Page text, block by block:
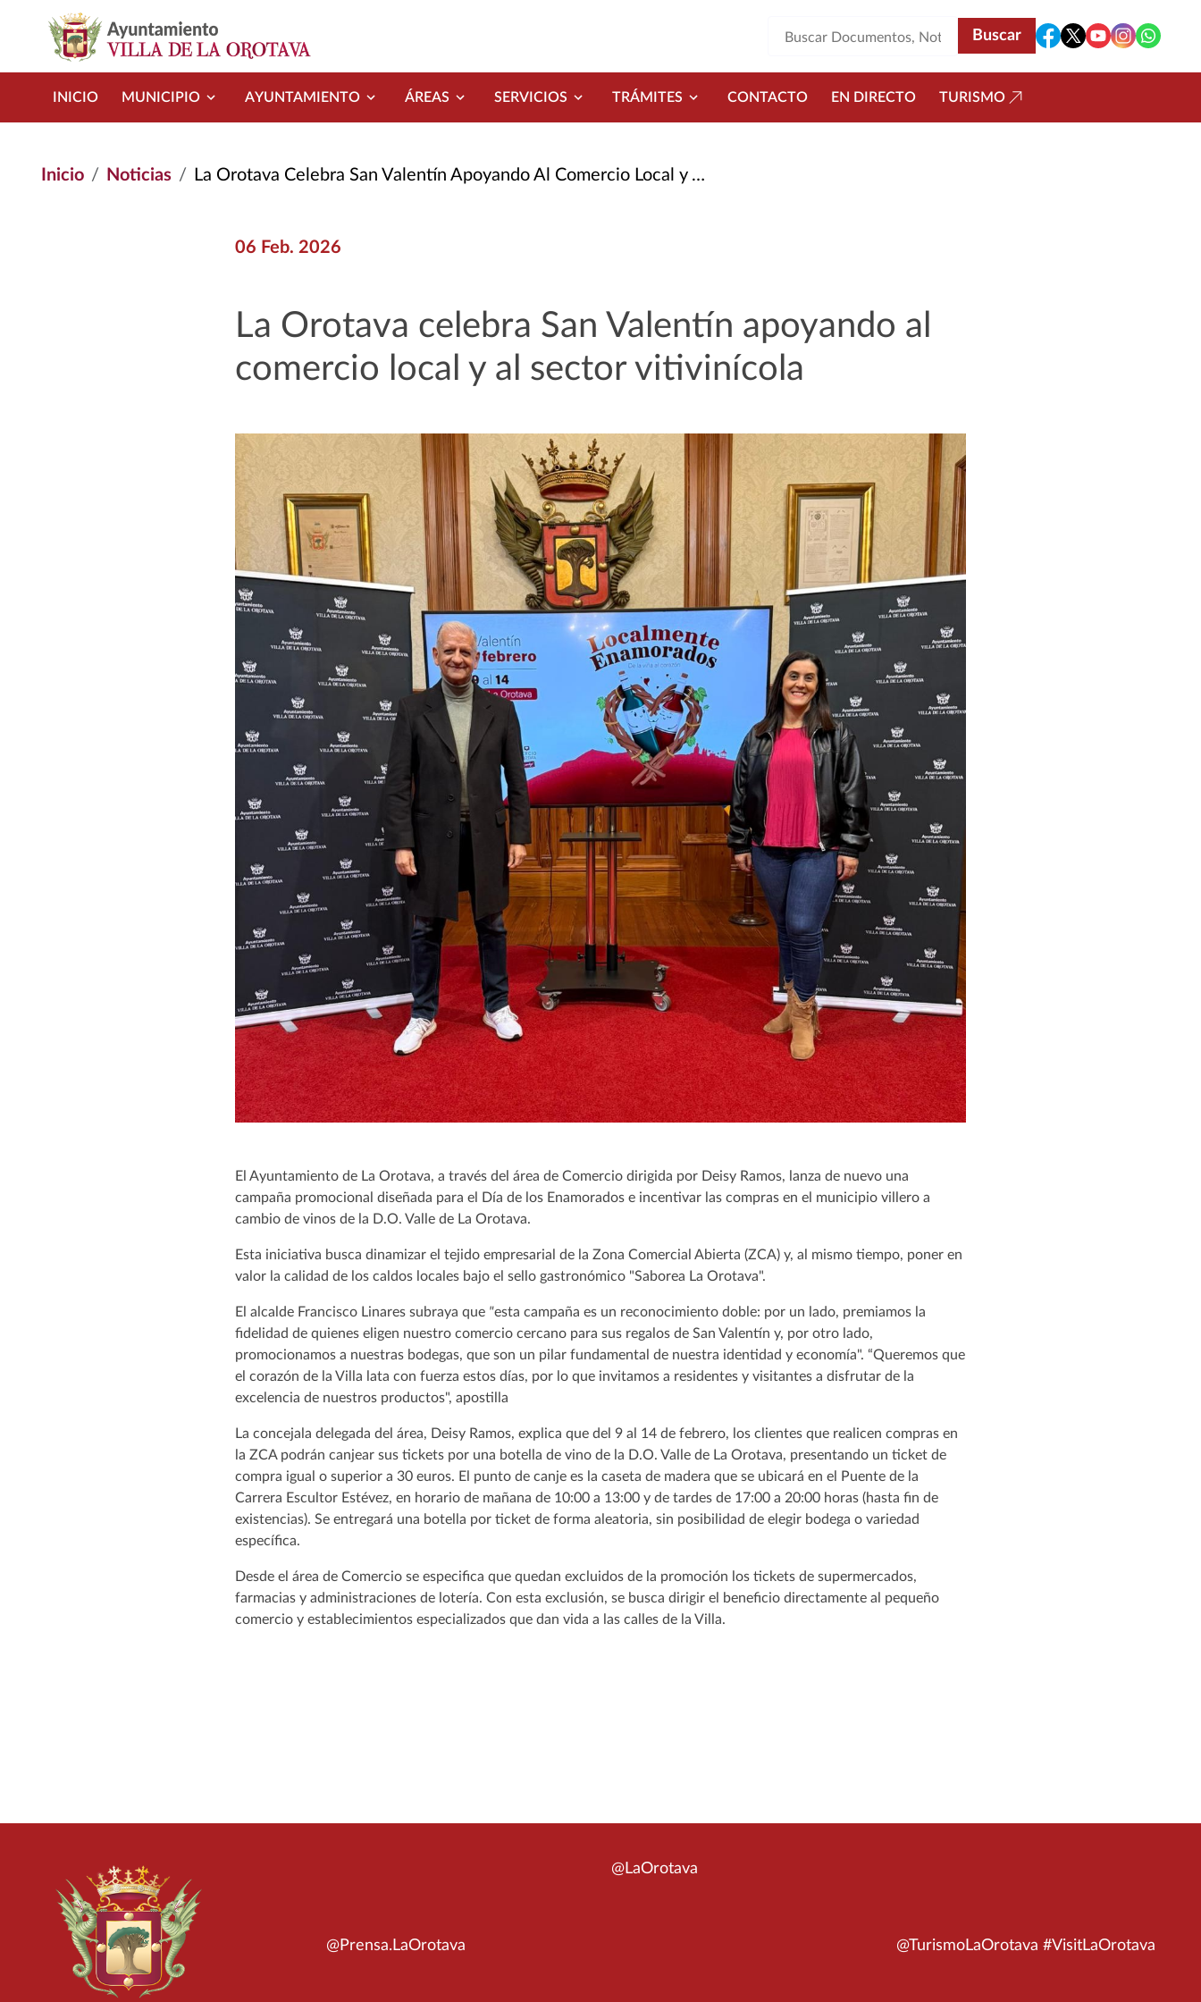
INICIO MUNICIPIO AYUNTAMIENTO ÁREAS SERVICIOS TRÁMITES CONTACTO EN DIRECTO TURISMO
Inicio Noticias La Orotava Celebra San Valentín Apoyando Al Comercio Local y Al Sector Vitivinícola
06 Feb. 2026
La Orotava celebra San Valentín apoyando al
comercio local y al sector vitivinícola
El Ayuntamiento de La Orotava, a través del área de Comercio dirigida por Deisy Ramos, lanza de nuevo una
campaña promocional diseñada para el Día de los Enamorados e incentivar las compras en el municipio villero a
cambio de vinos de la D.O. Valle de La Orotava.
Esta iniciativa busca dinamizar el tejido empresarial de la Zona Comercial Abierta (ZCA) y, al mismo tiempo, poner en
valor la calidad de los caldos locales bajo el sello gastronómico "Saborea La Orotava".
El alcalde Francisco Linares subraya que "esta campaña es un reconocimiento doble: por un lado, premiamos la
fidelidad de quienes eligen nuestro comercio cercano para sus regalos de San Valentín y, por otro lado,
promocionamos a nuestras bodegas, que son un pilar fundamental de nuestra identidad y economía". “Queremos que
el corazón de la Villa lata con fuerza estos días, por lo que invitamos a residentes y visitantes a disfrutar de la
excelencia de nuestros productos", apostilla
La concejala delegada del área, Deisy Ramos, explica que del 9 al 14 de febrero, los clientes que realicen compras en
la ZCA podrán canjear sus tickets por una botella de vino de la D.O. Valle de La Orotava, presentando un ticket de
compra igual o superior a 30 euros. El punto de canje es la caseta de madera que se ubicará en el Puente de la
Carrera Escultor Estévez, en horario de mañana de 10:00 a 13:00 y de tardes de 17:00 a 20:00 horas (hasta fin de
existencias). Se entregará una botella por ticket de forma aleatoria, sin posibilidad de elegir bodega o variedad
específica.
Desde el área de Comercio se especifica que quedan excluidos de la promoción los tickets de supermercados,
farmacias y administraciones de lotería. Con esta exclusión, se busca dirigir el beneficio directamente al pequeño
comercio y establecimientos especializados que dan vida a las calles de la Villa.
@Prensa.LaOrotava
@LaOrotava
@TurismoLaOrotava #VisitLaOrotava